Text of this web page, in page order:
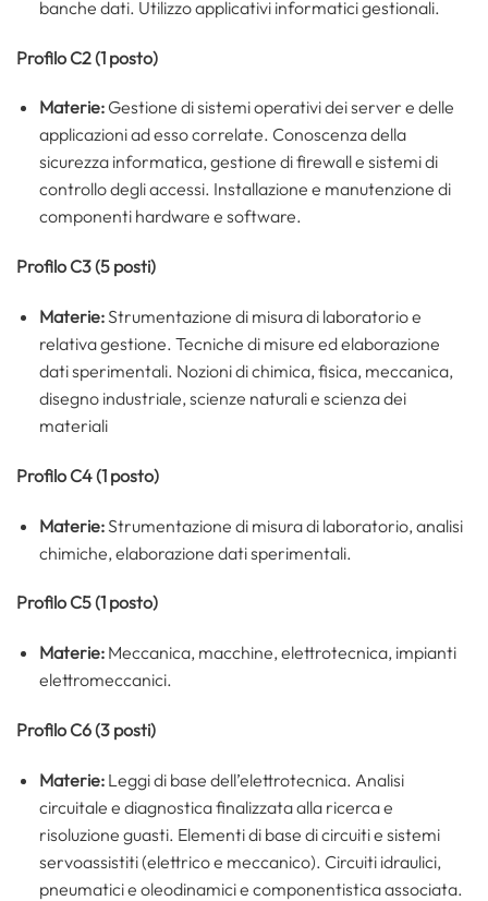
banche dati. Utilizzo applicativi informatici gestionali.
Profilo C2 (1 posto)
Materie:Gestione di sistemi operativi dei server e delle
applicazioni ad esso correlate. Conoscenza della
sicurezza informatica, gestione di firewall e sistemi di
controllo degli accessi. Installazione e manutenzione di
componenti hardware e software.
Profilo C3 (5 posti)
Materie:Strumentazione di misura di laboratorio e
relativa gestione. Tecniche di misure ed elaborazione
dati sperimentali. Nozioni di chimica, fisica, meccanica,
disegno industriale, scienze naturali e scienza dei
materiali
Profilo C4 (1 posto)
Materie:Strumentazione di misura di laboratorio, analisi
chimiche, elaborazione dati sperimentali.
Profilo C5 (1 posto)
Materie:Meccanica, macchine, elettrotecnica, impianti
elettromeccanici.
Profilo C6 (3 posti)
Materie:Leggi di base dell’elettrotecnica. Analisi
circuitale e diagnostica finalizzata alla ricerca e
risoluzione guasti. Elementi di base di circuiti e sistemi
servoassistiti (elettrico e meccanico). Circuiti idraulici,
pneumatici e oleodinamici e componentistica associata.